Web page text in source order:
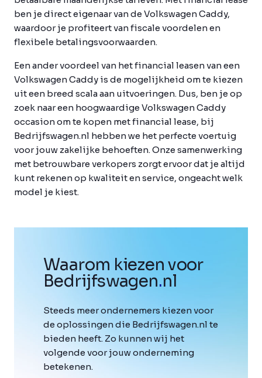
ben je direct eigenaar van de Volkswagen Caddy,
waardoor je profiteert van fiscale voordelen en
flexibele betalingsvoorwaarden.
Een ander voordeel van het financial leasen van een
Volkswagen Caddy is de mogelijkheid om te kiezen
uit een breed scala aan uitvoeringen. Dus, ben je op
zoek naar een hoogwaardige Volkswagen Caddy
occasion om te kopen met financial lease, bij
Bedrijfswagen.nl hebben we het perfecte voertuig
voor jouw zakelijke behoeften. Onze samenwerking
met betrouwbare verkopers zorgt ervoor dat je altijd
kunt rekenen op kwaliteit en service, ongeacht welk
model je kiest.
Waarom kiezen voor
Bedrijfswagen.nl
Steeds meer ondernemers kiezen voor
de oplossingen die Bedrijfswagen.nl te
bieden heeft. Zo kunnen wij het
volgende voor jouw onderneming
betekenen.